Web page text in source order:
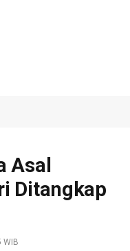
Asal
Ditangkap
WIB